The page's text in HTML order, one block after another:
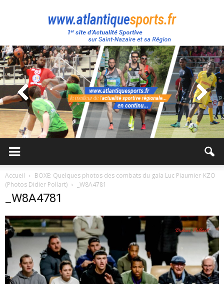
Atlantique
Sport
Accueil
BOXE: Quelques photos des combats du gala Luc Piaumier-KZO
(Photos Didier Pollart)
_W8A4781
_W8A4781